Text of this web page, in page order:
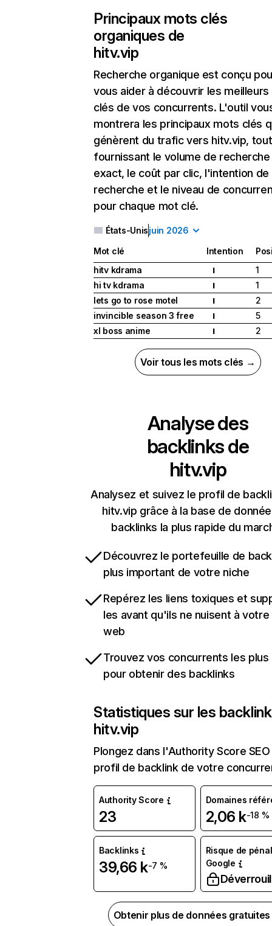
Principaux mots clés
organiques de
hitv.vip
Recherche organique est conçu
vous aider à découvrir les
clés de vos concurrents. L'outil
montrera les principaux mots clés
génèrent du trafic vers hitv.vip,
fournissant le volume de recherche
exact, le coût par clic, l'intention de
recherche et le niveau de
pour chaque mot clé.
États-Unisjuin 2026
Mot clé Intention
hitv kdrama
I
1
hi tv kdrama
I
1
lets go to rose motel
I
2
invincible season 3 free
I
5
xl boss anime
I 2
Voir tous les mots clés →
Analyse des
backlinks de
hitv.vip
Analysez et suivez le profil de
hitv.vip grâce à la base de
backlinks la plus rapide du
Découvrez le portefeuille de
plus important de votre niche
Repérez les liens toxiques et
les avant qu'ils ne nuisent à
web
Trouvez vos concurrents les
pour obtenir des backlinks
Statistiques sur les
hitv.vip
Plongez dans l'Authority Score
profil de backlink de votre
Authority Score
23
Domaines
2,06 k-18 %
Backlinks
39,66 k-7 %
Risque de
Google
Obtenir plus de données